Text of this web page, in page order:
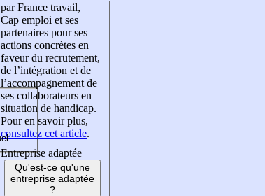
par France travail,
Cap emploi et ses
partenaires pour ses
actions concrètes en
faveur du recrutement,
de l’intégration et de
l’accompagnement de
ses collaborateurs en
situation de handicap.
Pour en savoir plus,
consultez cet article.
Entreprise adaptée
Qu'est-ce qu'une
entreprise adaptée
?